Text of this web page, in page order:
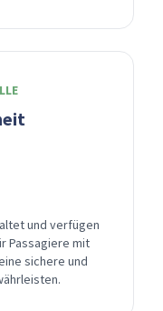
und verfügen
Passagiere mit
sichere und